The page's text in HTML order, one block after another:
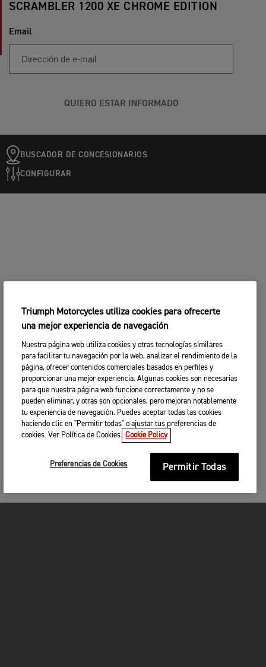
SCRAMBLER 1200 XE CHROME EDITION
Email
QUIERO ESTAR INFORMADO
BUSCADOR DE CONCESIONARIOS
CONFIGURAR
Triumph Motorcycles utiliza cookies para ofrecerte
una mejor experiencia de navegación
Nuestra página web utiliza cookies y otras tecnologías similares
para facilitar tu navegación por la web, analizar el rendimiento de la
página, ofrecer contenidos comerciales basados en perfiles y
proporcionar una mejor experiencia. Algunas cookies son necesarias
para que nuestra página web funcione correctamente y no se
pueden eliminar, y otras son opcionales, pero mejoran notablemente
tu experiencia de navegación. Puedes aceptar todas las cookies
haciendo clic en "Permitir todas" o ajustar tus preferencias de
cookies. Ver Política de Cookies. Cookie Policy
Preferencias de Cookies Permitir Todas